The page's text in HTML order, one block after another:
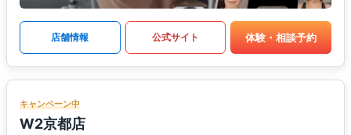
店舗情報 公式サイト 体験・相談予約
キャンペーン中
W2京都店